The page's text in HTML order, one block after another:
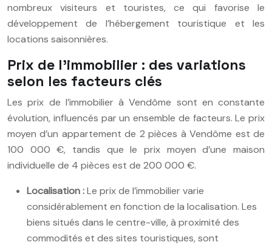
nombreux visiteurs et touristes, ce qui favorise le
développement de l’hébergement touristique et les
locations saisonnières.
Prix de l’immobilier : des variations
selon les facteurs clés
Les prix de l’immobilier à Vendôme sont en constante
évolution, influencés par un ensemble de facteurs. Le prix
moyen d’un appartement de 2 pièces à Vendôme est de
100 000 €, tandis que le prix moyen d’une maison
individuelle de 4 pièces est de 200 000 €.
Localisation :Le prix de l’immobilier varie
considérablement en fonction de la localisation. Les
biens situés dans le centre-ville, à proximité des
commodités et des sites touristiques, sont